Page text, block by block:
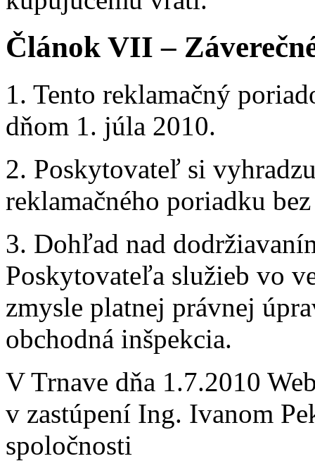
Článok VII –
1. Tento reklamačný
dňom 1. júla 2010.
2. Poskytovateľ si
reklamačného poriadku
3. Dohľad nad
Poskytovateľa služieb vo
zmysle platnej právnej
obchodná inšpekcia.
V Trnave dňa 1.7.2010
v zastúpení Ing. Ivanom
spoločnosti